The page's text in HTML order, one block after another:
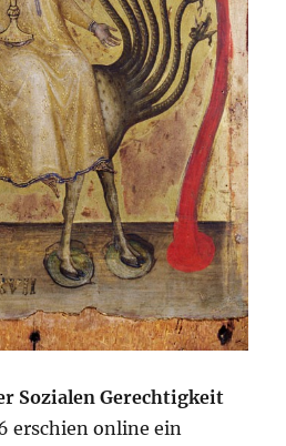
Sozialen Gerechtigkeit
erschien online ein